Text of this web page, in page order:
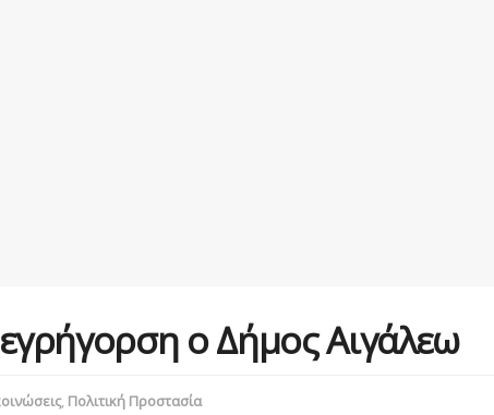
ο Δήμος Αιγάλεω
, Πολιτική Προστασία